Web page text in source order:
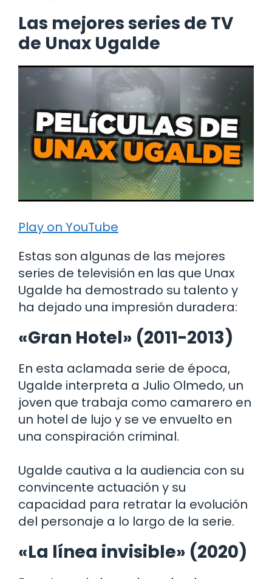
Las mejores series de TV
de Unax Ugalde
Play on YouTube
Estas son algunas de las mejores
series de televisión en las que Unax
Ugalde ha demostrado su talento y
ha dejado una impresión duradera:
«Gran Hotel» (2011-2013)
En esta aclamada serie de época,
Ugalde interpreta a Julio Olmedo, un
joven que trabaja como camarero en
un hotel de lujo y se ve envuelto en
una conspiración criminal.
Ugalde cautiva a la audiencia con su
convincente actuación y su
capacidad para retratar la evolución
del personaje a lo largo de la serie.
«La línea invisible» (2020)